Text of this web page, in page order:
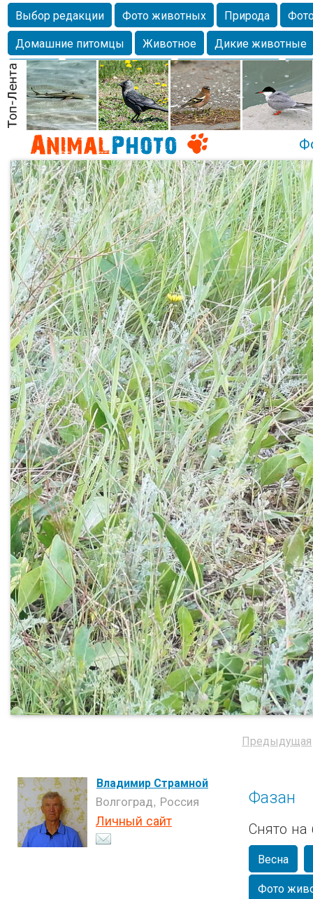
Выбор редакции Фото животных Природа
Домашние питомцы
Животное
Дикие животные
Собаки
Alexanderandronik Млекопитающие
Морда
Собачка Осень Портрет
Домашние
Насекомое
Коты Lebert Дикие птицы Утка
Предыдущая
Владимир Страмной
Волгоград, Россия
Личный сайт
Фазан
Снято на
Весна
Фото